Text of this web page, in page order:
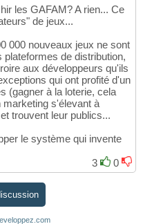
les GAFAM? A rien... Ce
de jeux...
000 nouveaux jeux ne sont
plateformes de distribution,
aux développeurs qu'ils
qui ont profité d'un
(gagner à la loterie, cela
s'élevant à
trouvent leur publics...
le système qui invente
3
0